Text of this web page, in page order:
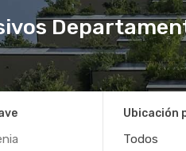
Ubicación
Todos